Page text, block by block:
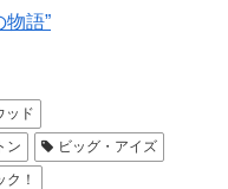
語”
ッド
ン
ビッグ・アイズ
！